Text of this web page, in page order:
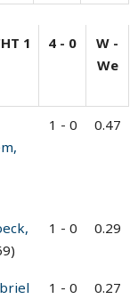
1 4 - 0
W -
We
1 - 0 0.47
1 - 0 0.29
1 - 0 0.27